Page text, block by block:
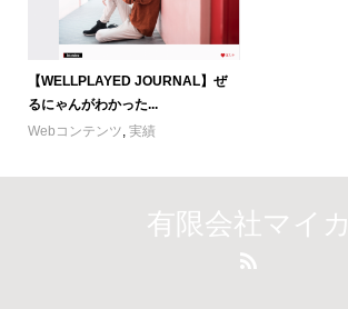
【WELLPLAYED JOURNAL】ぜ
るにゃんがわかった...
Webコンテンツ, 実績
有限会社マイカ